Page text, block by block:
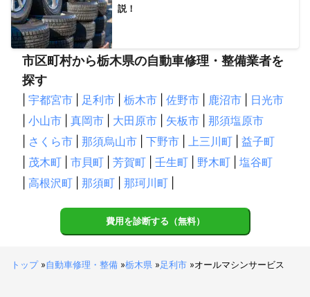
説！
市区町村から栃木県の自動車修理・整備業者を
探す
宇都宮市 足利市 栃木市 佐野市 鹿沼市
日光市
小山市 真岡市 大田原市 矢板市
那須塩原市
さくら市 那須烏山市 下野市 上三川町
益子町
茂木町 市貝町 芳賀町 壬生町 野木町
塩谷町
高根沢町 那須町 那珂川町
費用を診断する（無料）
トップ»自動車修理・整備 »栃木県 »足利市 »オールマシンサービス